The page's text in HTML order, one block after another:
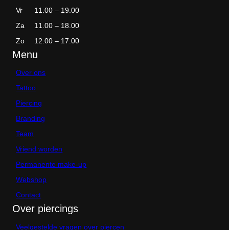
Vr
11.00 – 19.00
Za
11.00 – 18.00
Zo
12.00 – 17.00
Menu
Over ons
Tattoo
Piercing
Branding
Team
Vriend worden
Permanente make-up
Webshop
Contact
Over piercings
Veelgestelde vragen over piercen